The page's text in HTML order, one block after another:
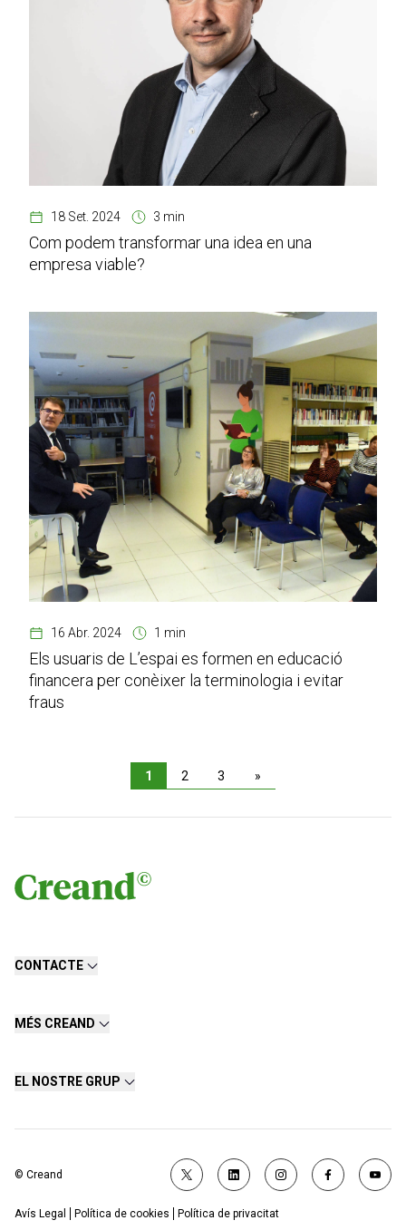
18 Set. 2024 3 min
Com podem transformar una idea en una
empresa viable?
16 Abr. 2024 1 min
Els usuaris de L’espai es formen en educació
financera per conèixer la terminologia i evitar
fraus
1 2 3 »
CONTACTE
MÉS CREAND
EL NOSTRE GRUP
© Creand
Avís Legal Política de cookies Política de privacitat